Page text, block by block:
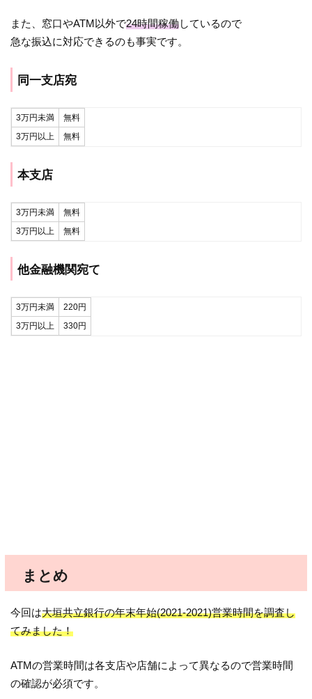
また、窓口やATM以外で24時間稼働しているので
急な振込に対応できるのも事実です。
同一支店宛
3万円未満
無料
3万円以上
無料
本支店
3万円未満
無料
3万円以上
無料
他金融機関宛て
3万円未満
220円
3万円以上
330円
まとめ
今回は大垣共立銀行の年末年始(2021-2021)営業時間を調査し
てみました！
ATMの営業時間は各支店や店舗によって異なるので営業時間
の確認が必須です。